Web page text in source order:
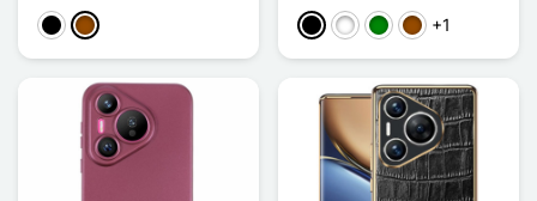
NegroMarrón NegroBlancoVerdeMarrón
+1